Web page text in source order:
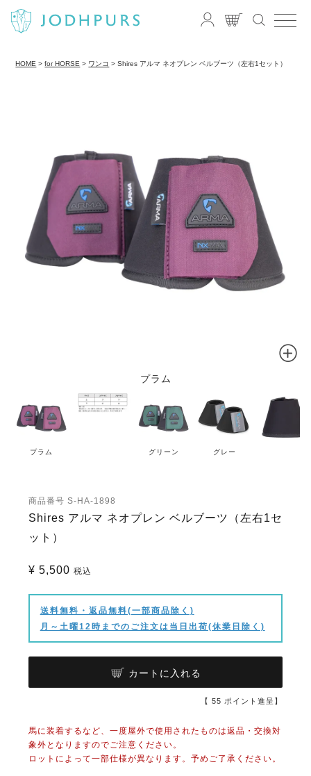
HOME for HORSE ワンコ Shires アルマ ネオプレン ベルブーツ（左右1セット）
プラム
プラム グリーン グレー
商品番号 S-HA-1898
Shires アルマ ネオプレン ベルブーツ（左右1セ
ット）
¥ 5,500 税込
送料無料・返品無料(一部商品除く)
月～土曜12時までのご注文は当日出荷(休業日除く)
カートに入れる
【 55 ポイント進呈】
馬に装着するなど、一度屋外で使用されたものは返品・交換対
象外となりますのでご注意ください。
ロットによって一部仕様が異なります。予めご了承ください。